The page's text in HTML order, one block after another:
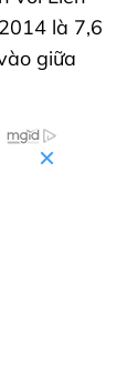
là 7,6
giữa